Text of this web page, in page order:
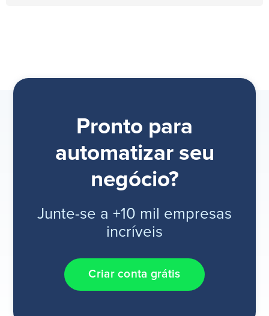
Pronto para
automatizar seu
negócio?
Junte-se a +10 mil empresas
incríveis
Criar conta grátis